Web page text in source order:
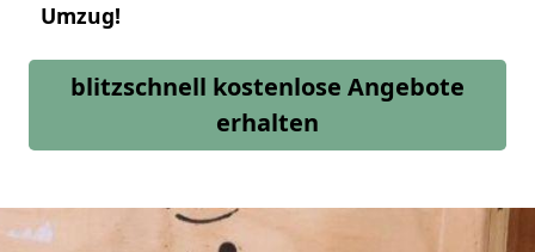
Umzug!
blitzschnell kostenlose Angebote
erhalten